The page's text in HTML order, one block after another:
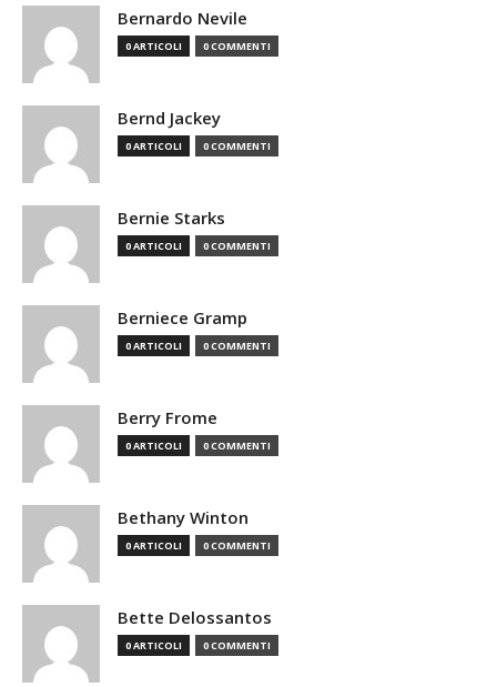
Bernardo Nevile
0 ARTICOLI 0 COMMENTI
Bernd Jackey
0 ARTICOLI 0 COMMENTI
Bernie Starks
0 ARTICOLI 0 COMMENTI
Berniece Gramp
0 ARTICOLI 0 COMMENTI
Berry Frome
0 ARTICOLI 0 COMMENTI
Bethany Winton
0 ARTICOLI 0 COMMENTI
Bette Delossantos
0 ARTICOLI 0 COMMENTI